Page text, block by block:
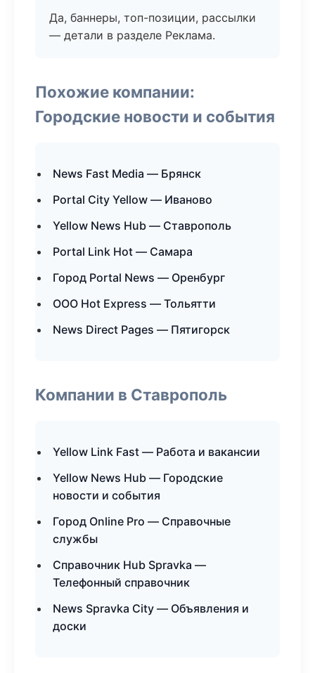
Да, баннеры, топ-позиции, рассылки
— детали в разделе Реклама.
Похожие компании:
Городские новости и события
News Fast Media — Брянск
Portal City Yellow — Иваново
Yellow News Hub — Ставрополь
Portal Link Hot — Самара
Город Portal News — Оренбург
ООО Hot Express — Тольятти
News Direct Pages — Пятигорск
Компании в Ставрополь
Yellow Link Fast — Работа и вакансии
Yellow News Hub — Городские
новости и события
Город Online Pro — Справочные
службы
Справочник Hub Spravka —
Телефонный справочник
News Spravka City — Объявления и
доски